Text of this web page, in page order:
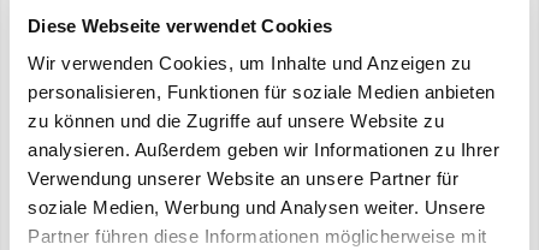
Diese Webseite verwendet Cookies
Wir verwenden Cookies, um Inhalte und Anzeigen zu
personalisieren, Funktionen für soziale Medien anbieten
zu können und die Zugriffe auf unsere Website zu
analysieren. Außerdem geben wir Informationen zu Ihrer
Verwendung unserer Website an unsere Partner für
soziale Medien, Werbung und Analysen weiter. Unsere
Partner führen diese Informationen möglicherweise mit
Wie definieren Sie Ihre
Tätigkeit?
Merkmale der Alleinstellung
definieren.
Wo liegt der Kundenvorteil im